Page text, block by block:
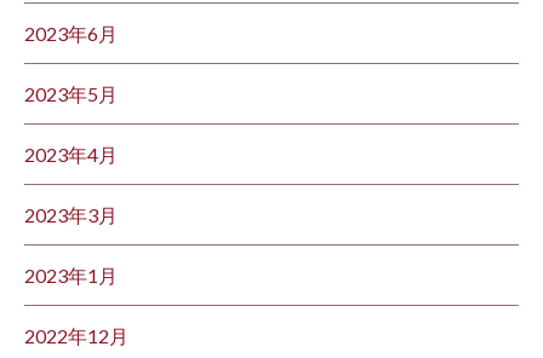
2023年6月
2023年5月
2023年4月
2023年3月
2023年1月
2022年12月